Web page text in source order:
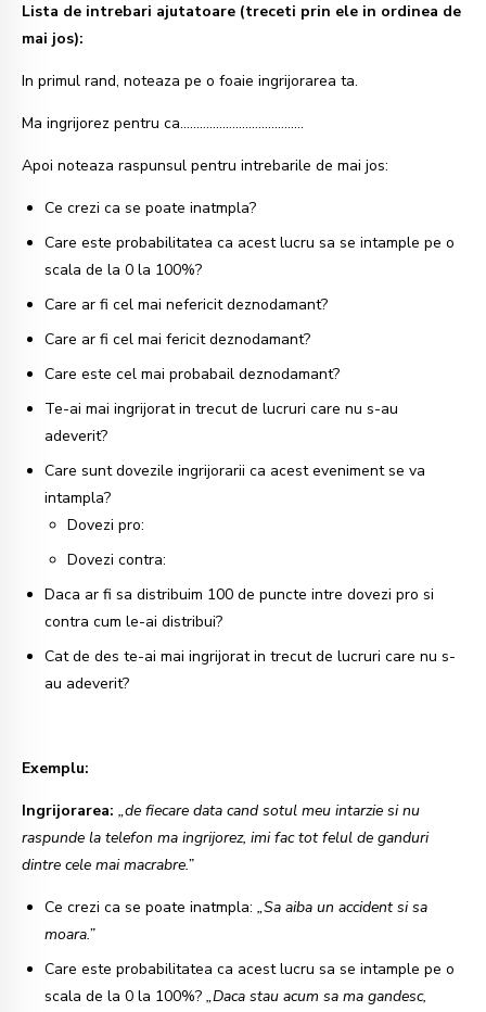
Lista de intrebari ajutatoare (treceti prin ele in ordinea de
mai jos):
In primul rand, noteaza pe o foaie ingrijorarea ta.
Ma ingrijorez pentru ca………………………………..
Apoi noteaza raspunsul pentru intrebarile de mai jos:
Ce crezi ca se poate inatmpla?
Care este probabilitatea ca acest lucru sa se intample pe o
scala de la 0 la 100%?
Care ar fi cel mai nefericit deznodamant?
Care ar fi cel mai fericit deznodamant?
Care este cel mai probabail deznodamant?
Te-ai mai ingrijorat in trecut de lucruri care nu s-au
adeverit?
Care sunt dovezile ingrijorarii ca acest eveniment se va
intampla?
Dovezi pro:
Dovezi contra:
Daca ar fi sa distribuim 100 de puncte intre dovezi pro si
contra cum le-ai distribui?
Cat de des te-ai mai ingrijorat in trecut de lucruri care nu s-
au adeverit?
Exemplu:
Ingrijorarea: „de fiecare data cand sotul meu intarzie si nu
raspunde la telefon ma ingrijorez, imi fac tot felul de ganduri
dintre cele mai macrabre.”
Ce crezi ca se poate inatmpla: „Sa aiba un accident si sa
moara.”
Care este probabilitatea ca acest lucru sa se intample pe o
scala de la 0 la 100%? „Daca stau acum sa ma gandesc,